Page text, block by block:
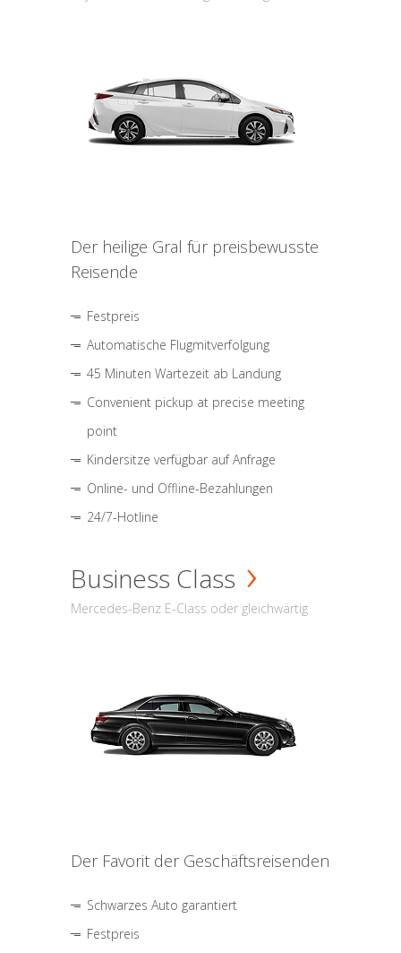
Der heilige Gral für preisbewusste
Reisende
Festpreis
Automatische Flugmitverfolgung
45 Minuten Wartezeit ab Landung
Convenient pickup at precise meeting
point
Kindersitze verfügbar auf Anfrage
Online- und Offline-Bezahlungen
24/7-Hotline
Business Class
Mercedes-Benz E-Class oder gleichwärtig
Der Favorit der Geschäftsreisenden
Schwarzes Auto garantiert
Festpreis